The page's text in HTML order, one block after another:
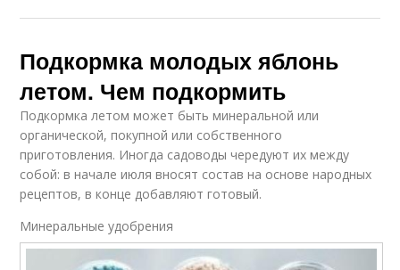
Подкормка молодых яблонь
летом. Чем подкормить
Подкормка летом может быть минеральной или
органической, покупной или собственного
приготовления. Иногда садоводы чередуют их между
собой: в начале июля вносят состав на основе народных
рецептов, в конце добавляют готовый.
Минеральные удобрения